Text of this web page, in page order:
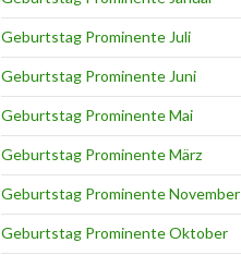
Geburtstag Prominente Juli
Geburtstag Prominente Juni
Geburtstag Prominente Mai
Geburtstag Prominente März
Geburtstag Prominente November
Geburtstag Prominente Oktober